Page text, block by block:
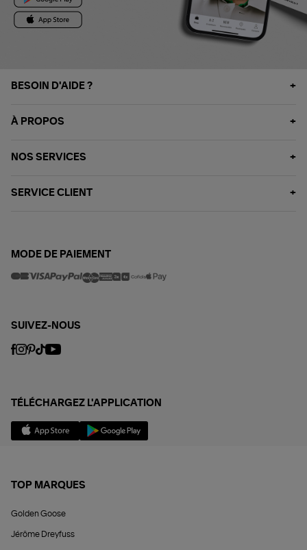
BESOIN D'AIDE ?
À PROPOS
NOS SERVICES
SERVICE CLIENT
MODE DE PAIEMENT
SUIVEZ-NOUS
TÉLÉCHARGEZ L'APPLICATION
TOP MARQUES
Golden Goose
Jérôme Dreyfuss